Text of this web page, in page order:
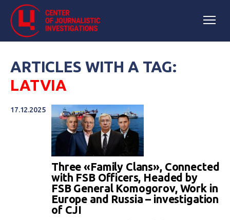
ARTICLES WITH A TAG:
LATVIA
17.12.2025
Three «Family Clans», Connected
with FSB Officers, Headed by
FSB General Komogorov, Work in
Europe and Russia – investigation
of CJI